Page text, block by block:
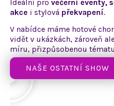
Ideální pro večerní eventy,
akce i stylová překvapení.
V nabídce máme hotové
vidět v ukázkách, zároveň
míru, přizpůsobenou
NAŠE OSTATNÍ SHOW